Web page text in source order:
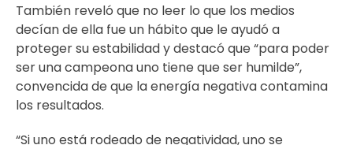
También reveló que no leer lo que los medios
decían de ella fue un hábito que le ayudó a
proteger su estabilidad y destacó que “para poder
ser una campeona uno tiene que ser humilde”,
convencida de que la energía negativa contamina
los resultados.
“Si uno está rodeado de negatividad, uno se